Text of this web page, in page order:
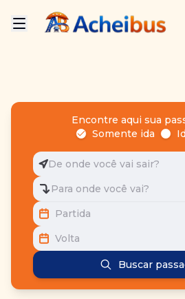
Encontre aqui sua
Somente ida
De onde você vai sair?
Para onde você vai?
Partida
Volta
Buscar